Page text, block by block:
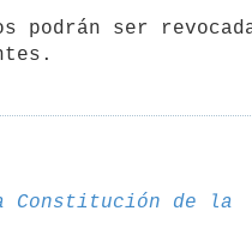
Constitución de la